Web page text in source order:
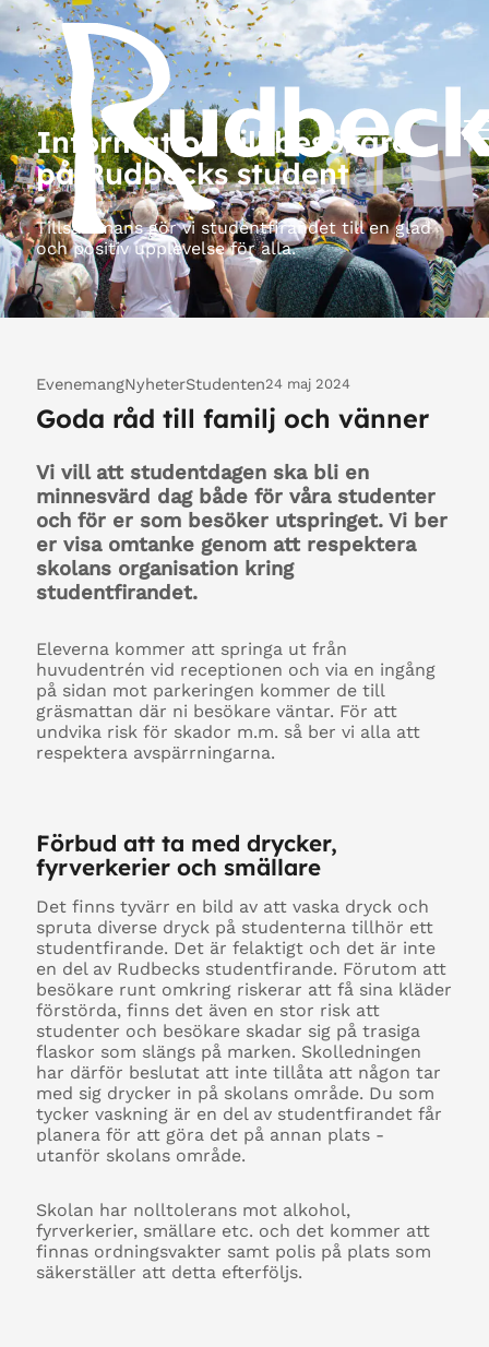
Information till besökare
på Rudbecks student
Tillsammans gör vi studentfirandet till en glad
och positiv upplevelse för alla.
24 maj 2024
EvenemangNyheterStudenten
Goda råd till familj och vänner
Vi vill att studentdagen ska bli en
minnesvärd dag både för våra studenter
och för er som besöker utspringet. Vi ber
er visa omtanke genom att respektera
skolans organisation kring
studentfirandet.
Eleverna kommer att springa ut från
huvudentrén vid receptionen och via en ingång
på sidan mot parkeringen kommer de till
gräsmattan där ni besökare väntar. För att
undvika risk för skador m.m. så ber vi alla att
respektera avspärrningarna.
Förbud att ta med drycker,
fyrverkerier och smällare
Det finns tyvärr en bild av att vaska dryck och
spruta diverse dryck på studenterna tillhör ett
studentfirande. Det är felaktigt och det är inte
en del av Rudbecks studentfirande. Förutom att
besökare runt omkring riskerar att få sina kläder
förstörda, finns det även en stor risk att
studenter och besökare skadar sig på trasiga
flaskor som slängs på marken. Skolledningen
har därför beslutat att inte tillåta att någon tar
med sig drycker in på skolans område. Du som
tycker vaskning är en del av studentfirandet får
planera för att göra det på annan plats -
utanför skolans område.
Skolan har nolltolerans mot alkohol,
fyrverkerier, smällare etc. och det kommer att
finnas ordningsvakter samt polis på plats som
säkerställer att detta efterföljs.